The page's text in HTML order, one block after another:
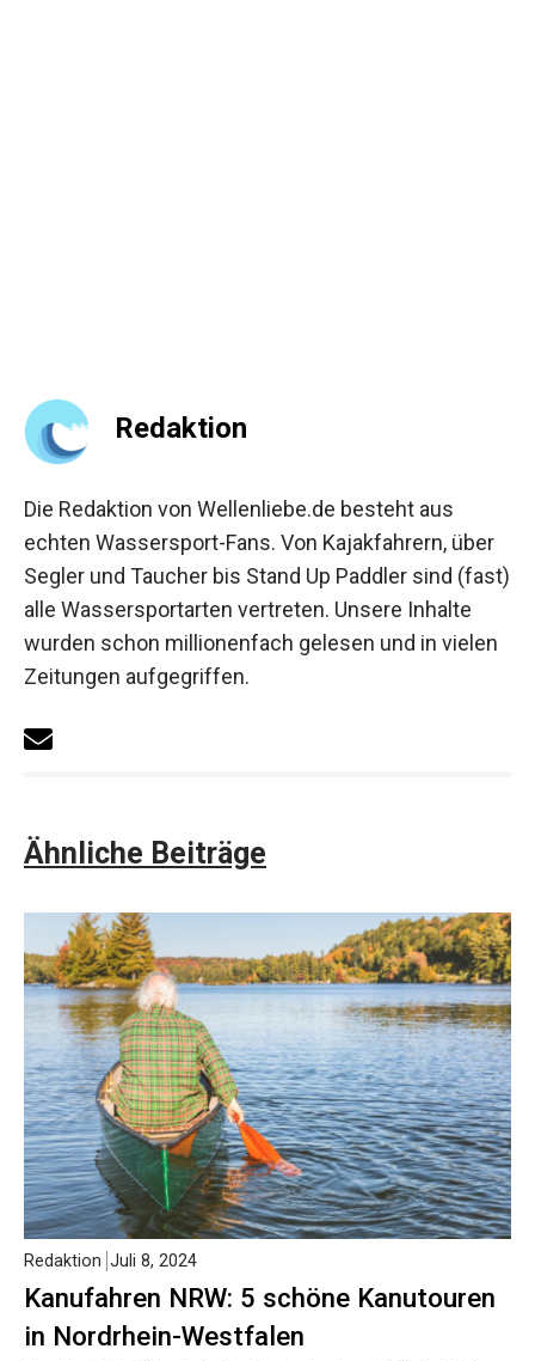
Redaktion
Die Redaktion von Wellenliebe.de besteht aus
echten Wassersport-Fans. Von Kajakfahrern, über
Segler und Taucher bis Stand Up Paddler sind (fast)
alle Wassersportarten vertreten. Unsere Inhalte
wurden schon millionenfach gelesen und in vielen
Zeitungen aufgegriffen.
Ähnliche Beiträge
Kanufahren NRW: 5 schöne Kanutouren
in Nordrhein-Westfalen
Redaktion Juli 8, 2024